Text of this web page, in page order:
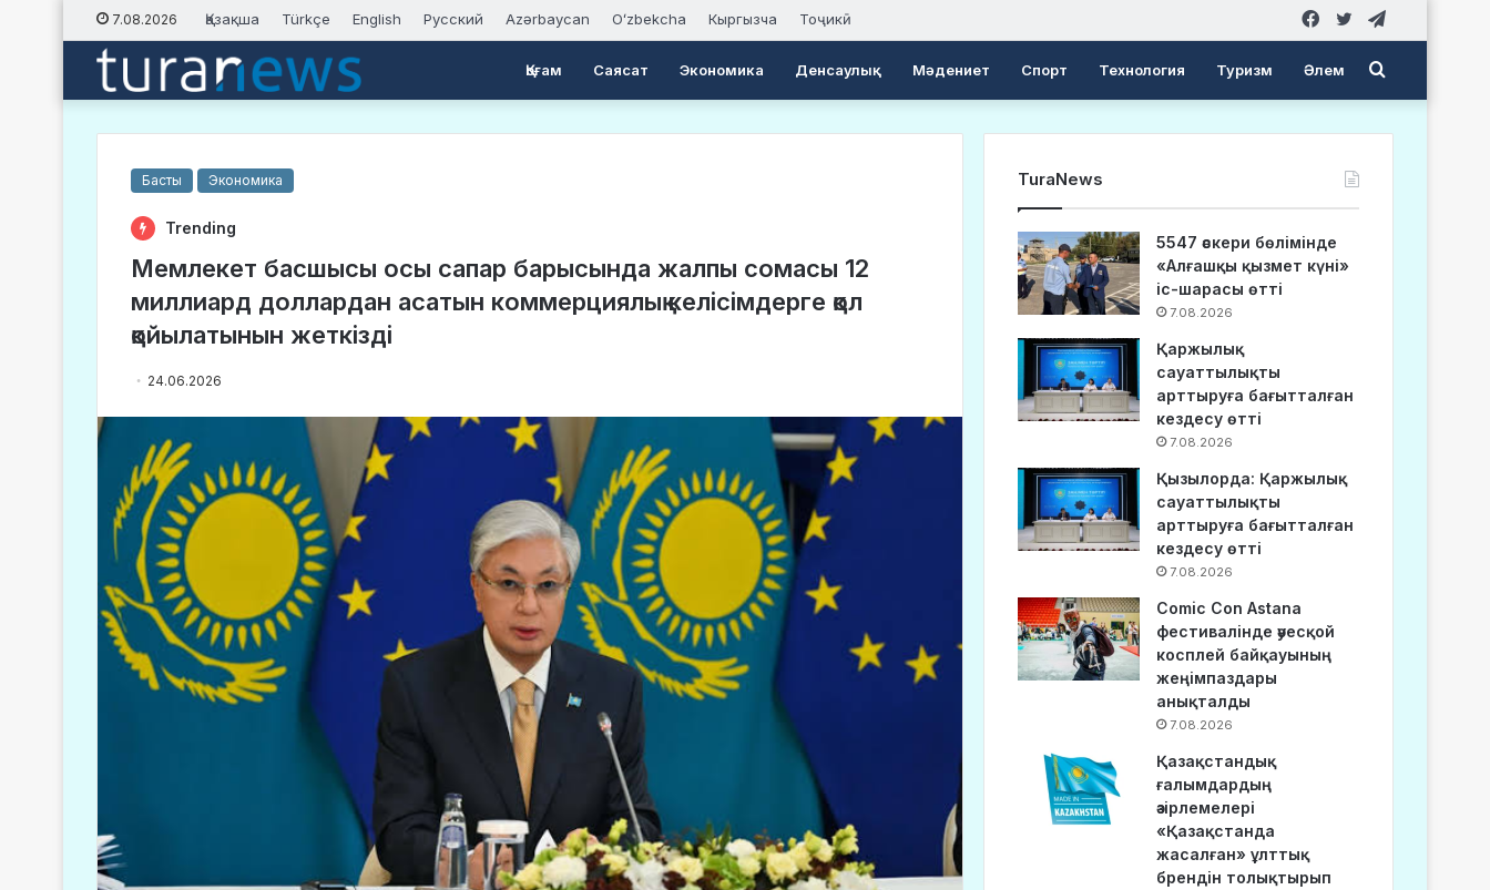
7.08.2026 Қазақша Türkçe English Русский Azərbaycan Oʻzbekcha Кыргызча Тоҷикӣ Twitter
Facebook
Қоғам Саясат Экономика Денсаулық Мәдениет Спорт Технология Туризм Әлем Search
for
Басты Экономика
Trending
Мемлекет басшысы осы сапар барысында жалпы сомасы 12
миллиард доллардан асатын коммерциялық келісімдерге қол
қойылатынын жеткізді
24.06.2026
TuraNews
5547 әскери бөлімінде
«Алғашқы қызмет күні»
іс-шарасы өтті
7.08.2026
Қаржылық
сауаттылықты
арттыруға бағытталған
кездесу өтті
7.08.2026
Қызылорда: Қаржылық
сауаттылықты
арттыруға бағытталған
кездесу өтті
7.08.2026
Comic Con Astana
фестивалінде әуесқой
косплей байқауының
жеңімпаздары
анықталды
7.08.2026
Қазақстандық
ғалымдардың
әзірлемелері
«Қазақстанда
жасалған» ұлттық
брендін толықтырып